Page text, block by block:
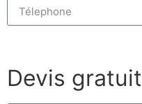
Devis gratuit